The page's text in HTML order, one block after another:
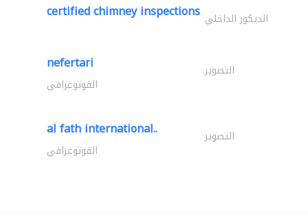
certified chimney inspections الديكور الداخلي
nefertari التصوير
الفوتوغرافي
al fath international.. التصوير
الفوتوغرافي